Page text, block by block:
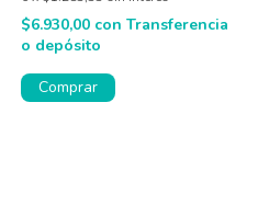
$6.930,00 con Transferencia
o depósito
Comprar